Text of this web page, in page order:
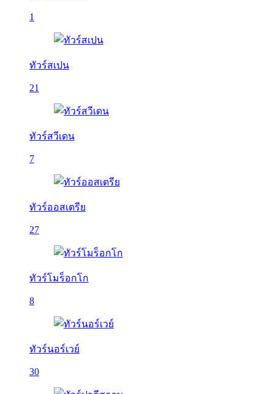
1
ทัวร์สเปน
21
ทัวร์สวีเดน
7
ทัวร์ออสเตรีย
27
ทัวร์โมร็อกโก
8
ทัวร์นอร์เวย์
30